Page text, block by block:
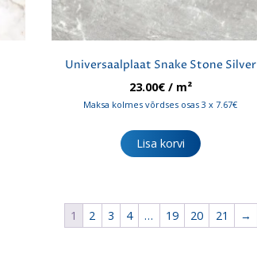
Universaalplaat Snake Stone Silver
23.00€/ m²
Maksa kolmes võrdses osas 3 x 7.67€
Lisa korvi
1 2 3 4 … 19 20 21 →